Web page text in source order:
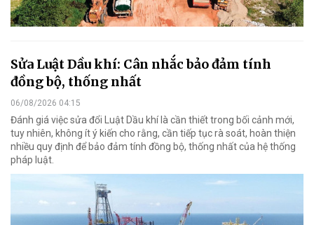
Sửa Luật Dầu khí: Cân nhắc bảo đảm tính
đồng bộ, thống nhất
06/08/2026 04:15
Đánh giá việc sửa đổi Luật Dầu khí là cần thiết trong bối cảnh mới,
tuy nhiên, không ít ý kiến cho rằng, cần tiếp tục rà soát, hoàn thiện
nhiều quy định để bảo đảm tính đồng bộ, thống nhất của hệ thống
pháp luật.